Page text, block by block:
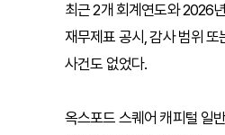
최근 2개 회계연도와 2026
재무제표 공시, 감사 범위
사건도 없었다.
옥스포드 스퀘어 캐피털 일